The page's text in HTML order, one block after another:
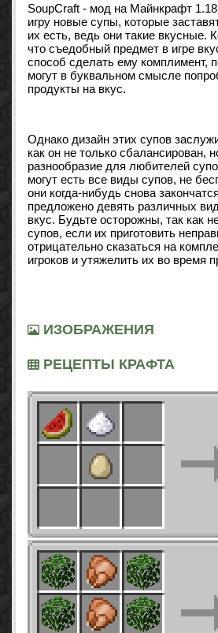
SoupCraft - мод на Майнкрафт
игру новые супы, которые
их есть, ведь они такие вкусные.
что съедобный предмет в игре
способ сделать ему комплимент,
могут в буквальном смысле
продукты на вкус.
Однако дизайн этих супов
как он не только сбалансирован,
разнообразие для любителей
могут есть все виды супов, не
они когда-нибудь снова
предложено девять различных
вкус. Будьте осторожны, так как
супов, если их приготовить
отрицательно сказаться на
игроков и утяжелить их во время
ИЗОБРАЖЕНИЯ
РЕЦЕПТЫ КРАФТА